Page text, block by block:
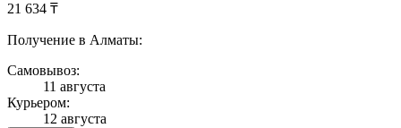
21 634 ₸
Получение в Алматы:
Самовывоз:
11 августа
Курьером:
12 августа